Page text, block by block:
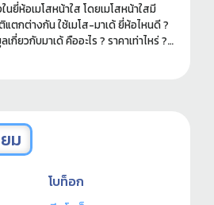
ม
โบท็อก
นยี่ห้อเมโสหน้าใส โดยเมโสหน้าใสมี
กต่างกัน ใช้เมโส-มาเด้ ยี่ห้อไหนดี ?
ยวกับมาเด้ คืออะไร ? ราคาเท่าไหร่ ?